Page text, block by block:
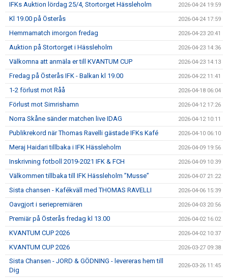
IFKs Auktion lördag 25/4, Stortorget Hässleholm 2026-04-24 19:59
Kl 19.00 på Österås 2026-04-24 17:59
Hemmamatch imorgon fredag 2026-04-23 20:41
Auktion på Stortorget i Hässleholm 2026-04-23 14:36
Välkomna att anmäla er till KVANTUM CUP 2026-04-23 14:13
Fredag på Österås IFK - Balkan kl 19.00 2026-04-22 11:41
1-2 förlust mot Råå 2026-04-18 06:04
Förlust mot Simrishamn 2026-04-12 17:26
Norra Skåne sänder matchen live IDAG 2026-04-12 10:11
Publikrekord när Thomas Ravelli gästade IFKs Kafé 2026-04-10 06:10
Meraj Haidari tillbaka i IFK Hässleholm 2026-04-09 19:56
Inskrivning fotboll 2019-2021 IFK & FCH 2026-04-09 10:39
Välkommen tillbaka till IFK Hässleholm ”Musse” 2026-04-07 21:22
Sista chansen - Kafékväll med THOMAS RAVELLI 2026-04-06 15:39
Oavgjort i seriepremiären 2026-04-03 20:56
Premiär på Österås fredag kl 13.00 2026-04-02 16:02
KVANTUM CUP 2026 2026-04-02 10:37
KVANTUM CUP 2026 2026-03-27 09:38
Sista Chansen - JORD & GÖDNING - levereras hem till
Dig
2026-03-26 11:45